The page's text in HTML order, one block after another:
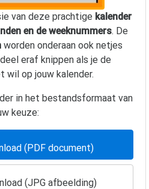
van deze prachtige kalender
en de weeknummers. De
worden onderaan ook netjes
eraf knippen als je de
wil op jouw kalender.
in het bestandsformaat van
keuze:
(PDF document)
(JPG afbeelding)